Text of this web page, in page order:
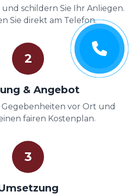
und schildern Sie Ihr Anliegen.
Sie direkt am Telefon.
2
& Angebot
vor Ort und
fairen Kostenplan.
3